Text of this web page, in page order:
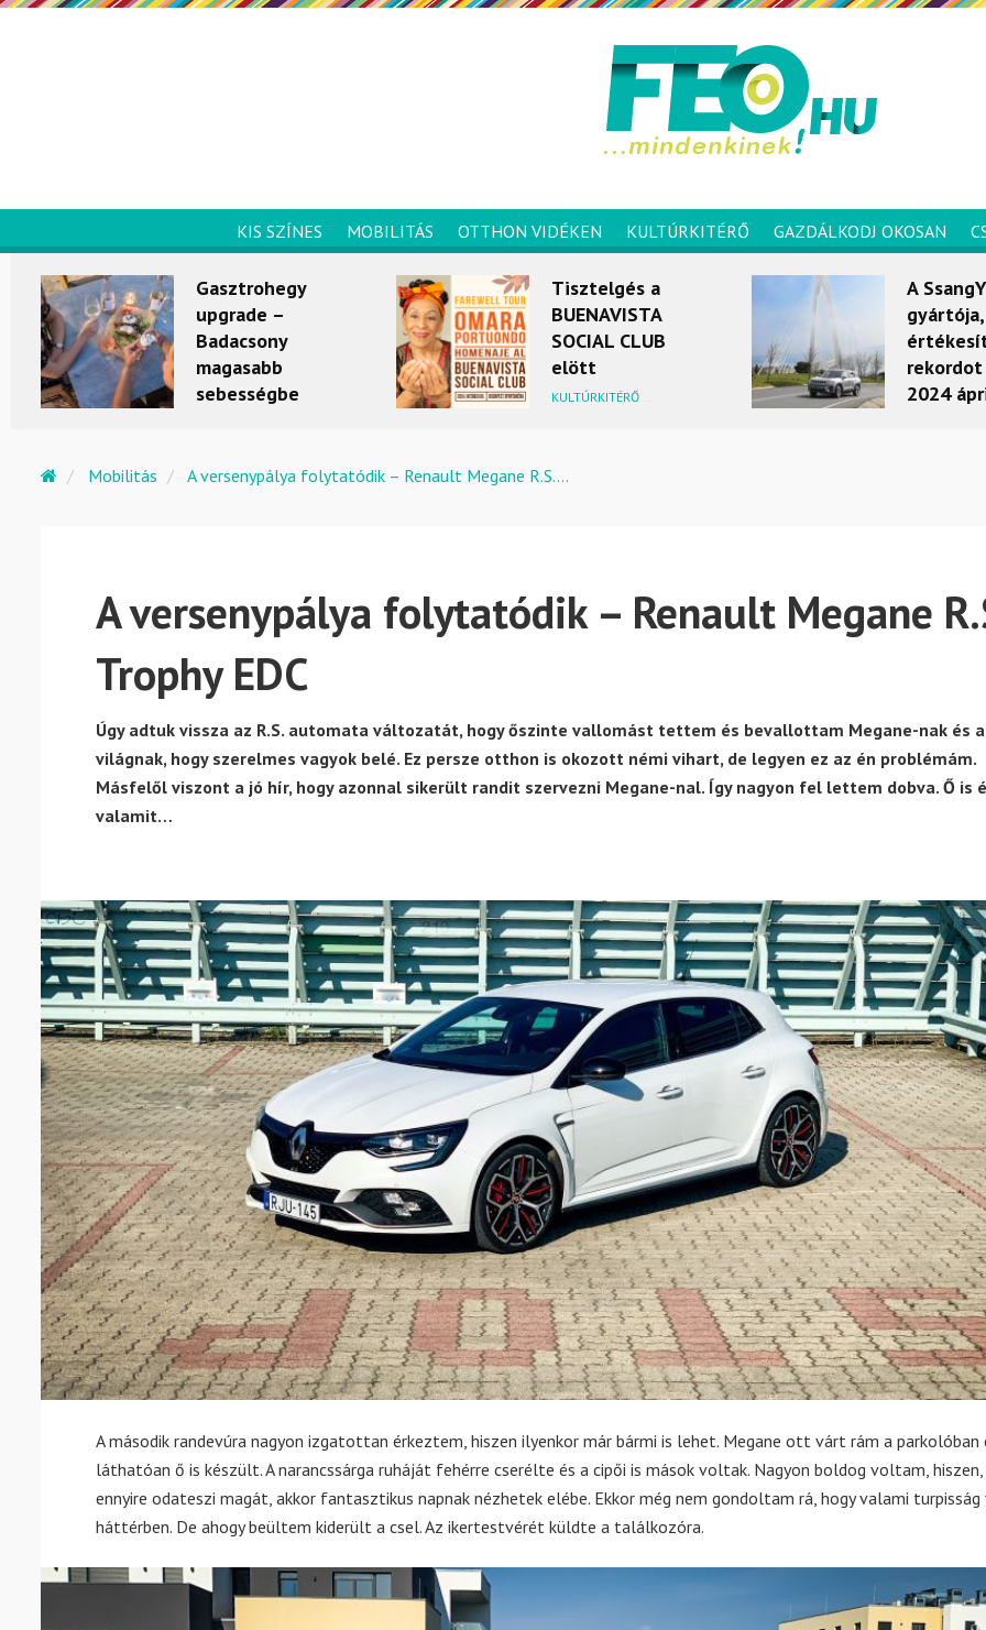
KIS SZÍNES MOBILITÁS OTTHON VIDÉKEN KULTÚRKITÉRŐ GAZDÁLKODJ OKOSAN
Gasztrohegy
upgrade –
Badacsony
magasabb
sebességbe
Tisztelgés a
BUENAVISTA
SOCIAL CLUB
elött
KULTÚRKITÉRŐ
A
gyártója,
2024
Mobilitás A versenypálya folytatódik – Renault Megane R.S....
A versenypálya folytatódik – Renault Megane
Trophy EDC
Úgy adtuk vissza az R.S. automata változatát, hogy őszinte vallomást tettem és bevallottam Megane-nak és a
világnak, hogy szerelmes vagyok belé. Ez persze otthon is okozott némi vihart, de legyen ez az én problémám.
Másfelől viszont a jó hír, hogy azonnal sikerült randit szervezni Megane-nal. Így nagyon fel lettem dobva. Ő is
valamit…
A második randevúra nagyon izgatottan érkeztem, hiszen ilyenkor már bármi is lehet. Megane ott várt rám a parkolóban
láthatóan ő is készült. A narancssárga ruháját fehérre cserélte és a cipői is mások voltak. Nagyon boldog voltam, hiszen,
ennyire odateszi magát, akkor fantasztikus napnak nézhetek elébe. Ekkor még nem gondoltam rá, hogy valami turpisság
háttérben. De ahogy beültem kiderült a csel. Az ikertestvérét küldte a találkozóra.